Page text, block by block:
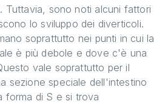
Tuttavia, sono noti alcuni fattori
lo sviluppo dei diverticoli.
soprattutto nei punti in cui la
è più debole e dove c'è una
vale soprattutto per il
sezione speciale dell'intestino
forma di S e si trova